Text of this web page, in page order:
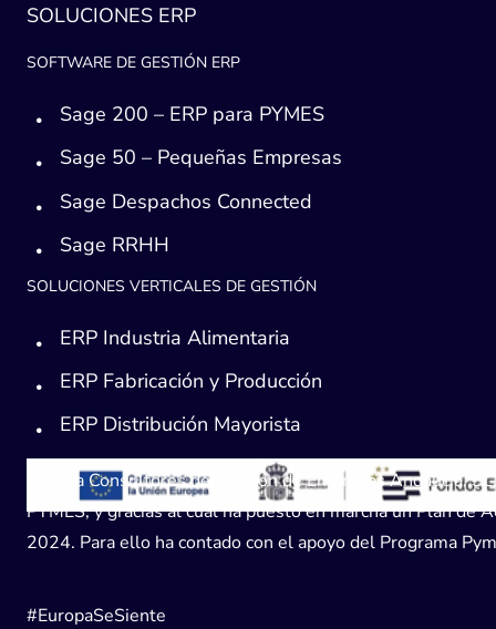
SOLUCIONES ERP
SOFTWARE DE GESTIÓN ERP
Sage 200 – ERP para PYMES
Sage 50 – Pequeñas Empresas
Sage Despachos Connected
Sage RRHH
SOLUCIONES VERTICALES DE GESTIÓN
ERP Industria Alimentaria
ERP Fabricación y Producción
ERP Distribución Mayorista
Avanza Consultores de Gestión de Empresas Andaucía,
PYMES, y gracias al cual ha puesto en marcha un Plan
2024. Para ello ha contado con el apoyo del Programa
#EuropaSeSiente